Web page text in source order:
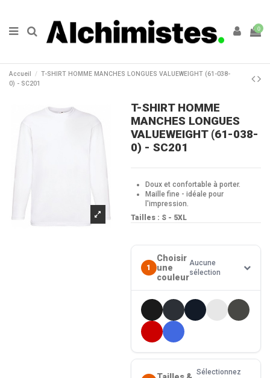
0
Accueil
T-SHIRT HOMME MANCHES LONGUES VALUEWEIGHT (61-038-
0) - SC201
T-SHIRT HOMME
MANCHES LONGUES
VALUEWEIGHT (61-038-
0) - SC201
Doux et confortable à porter.
Maille fine - idéale pour
l'impression.
Tailles : S - 5XL
1
Choisir
une
couleur
Aucune
sélection
Sélectionnez